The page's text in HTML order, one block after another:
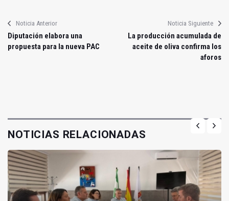
Noticia Anterior
Diputación elabora una
propuesta para la nueva PAC
Noticia Siguiente
La producción acumulada de
aceite de oliva confirma los
aforos
NOTICIAS RELACIONADAS